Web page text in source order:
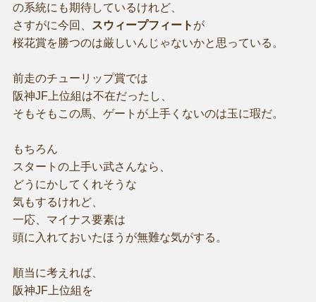
の系統にも期待しているけれど、
さすがに今回、
スウィープフィート が
桜花賞を勝つのは厳しいんじゃないかと思っている。
前走のチューリップ賞では
阪神JF上位組は不在だったし、
そもそもこの馬、ゲートが上手くないのは玉に瑕だ。
もちろん
スタートの上手い武さんなら、
どうにかしてくれそうな
気もするけれど、
一応、マイナス要素は
頭に入れておいたほうが無難な気がする。
順当に考えれば、
阪神JF上位組を